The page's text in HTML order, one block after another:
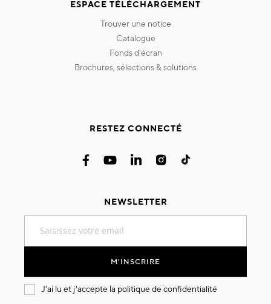
ESPACE TÉLÉCHARGEMENT
trouver une notice
catalogue
fonds d'écran
brochures, sélections & solutions
RESTEZ CONNECTÉ
NEWSLETTER
notre
M'INSCRIRE
J'ai lu et j'accepte la politique de confidentialité